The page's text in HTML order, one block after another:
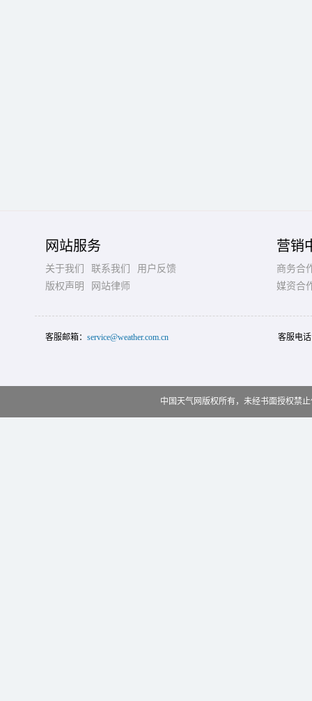
网站服务
关于我们 联系我们
用户反馈
版权声明
网站律师
营销
商务合
媒资合
客服邮箱： service@weather.com.cn 客服电
中国天气网版权所有，未经书面授权